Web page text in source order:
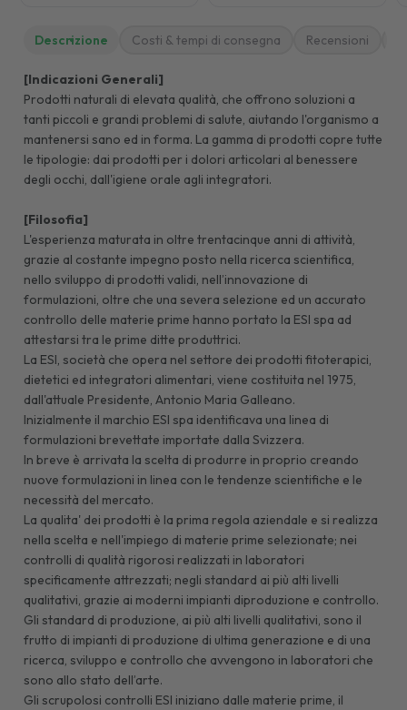
Descrizione Costi & tempi di consegna Recensioni
[Indicazioni Generali]
Prodotti naturali di elevata qualità, che offrono soluzioni a
tanti piccoli e grandi problemi di salute, aiutando l'organismo a
mantenersi sano ed in forma. La gamma di prodotti copre tutte
le tipologie: dai prodotti per i dolori articolari al benessere
degli occhi, dall'igiene orale agli integratori.
[Filosofia]
L'esperienza maturata in oltre trentacinque anni di attività,
grazie al costante impegno posto nella ricerca scientifica,
nello sviluppo di prodotti validi, nell’innovazione di
formulazioni, oltre che una severa selezione ed un accurato
controllo delle materie prime hanno portato la ESI spa ad
attestarsi tra le prime ditte produttrici.
La ESI, società che opera nel settore dei prodotti fitoterapici,
dietetici ed integratori alimentari, viene costituita nel 1975,
dall'attuale Presidente, Antonio Maria Galleano.
Inizialmente il marchio ESI spa identificava una linea di
formulazioni brevettate importate dalla Svizzera.
In breve è arrivata la scelta di produrre in proprio creando
nuove formulazioni in linea con le tendenze scientifiche e le
necessità del mercato.
La qualita' dei prodotti è la prima regola aziendale e si realizza
nella scelta e nell'impiego di materie prime selezionate; nei
controlli di qualità rigorosi realizzati in laboratori
specificamente attrezzati; negli standard ai più alti livelli
qualitativi, grazie ai moderni impianti diproduzione e controllo.
Gli standard di produzione, ai più alti livelli qualitativi, sono il
frutto di impianti di produzione di ultima generazione e di una
ricerca, sviluppo e controllo che avvengono in laboratori che
sono allo stato dell’arte.
Gli scrupolosi controlli ESI iniziano dalle materie prime, il